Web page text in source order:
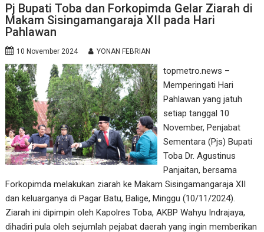
Pj Bupati Toba dan Forkopimda Gelar Ziarah di
Makam Sisingamangaraja XII pada Hari
Pahlawan
10 November 2024 YONAN FEBRIAN
topmetro.news –
Memperingati Hari
Pahlawan yang jatuh
setiap tanggal 10
November, Penjabat
Sementara (Pjs) Bupati
Toba Dr. Agustinus
Panjaitan, bersama
Forkopimda melakukan ziarah ke Makam Sisingamangaraja XII
dan keluarganya di Pagar Batu, Balige, Minggu (10/11/2024).
Ziarah ini dipimpin oleh Kapolres Toba, AKBP Wahyu Indrajaya,
dihadiri pula oleh sejumlah pejabat daerah yang ingin memberikan